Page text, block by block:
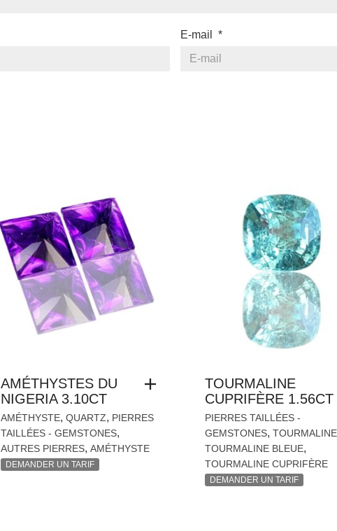
E-mail *
AMÉTHYSTES DU
NIGERIA 3.10CT
AMÉTHYSTE, QUARTZ, PIERRES
TAILLÉES - GEMSTONES,
AUTRES PIERRES, AMÉTHYSTE
DEMANDER UN TARIF
TOURMALINE
CUPRIFÈRE 1.56CT
PIERRES TAILLÉES -
GEMSTONES,
TOURMALINE BLEUE,
TOURMALINE CUPRIFÈRE
DEMANDER UN TARIF